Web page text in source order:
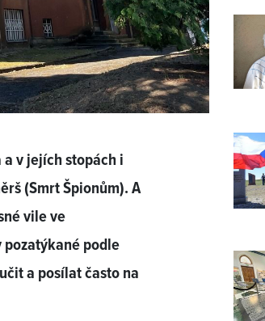
v jejích stopách i
(Smrt Špionům). A
vile ve
podle
a posílat často na